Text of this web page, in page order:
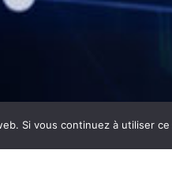
Si vous continuez à utiliser